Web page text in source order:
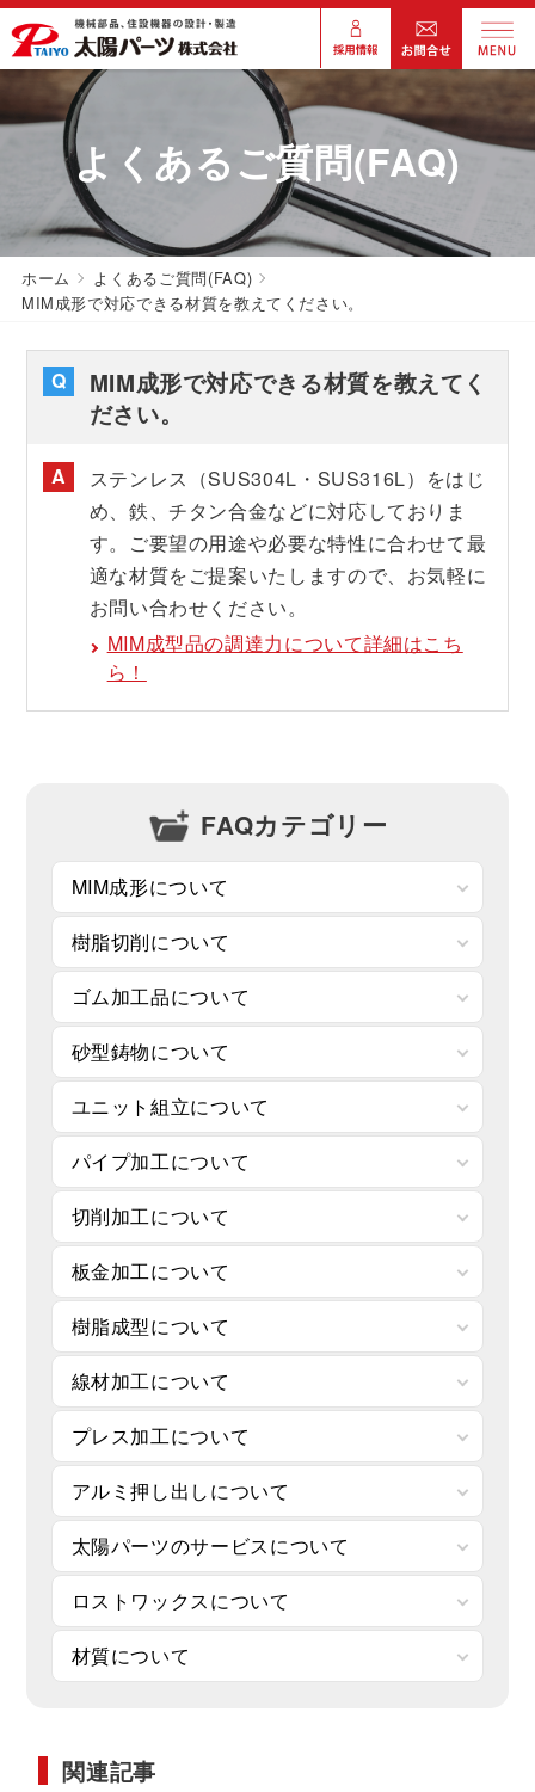
よくあるご質問(FAQ)
ホーム
よくあるご質問(FAQ)
MIM成形で対応できる材質を教えてください。
MIM成形で対応できる材質を教えてく
ださい。
ステンレス（SUS304L・SUS316L）をはじ
め、鉄、チタン合金などに対応しておりま
す。ご要望の用途や必要な特性に合わせて最
適な材質をご提案いたしますので、お気軽に
お問い合わせください。
MIM成型品の調達力について詳細はこち
ら！
FAQカテゴリー
MIM成形について
樹脂切削について
ゴム加工品について
砂型鋳物について
ユニット組立について
パイプ加工について
切削加工について
板金加工について
樹脂成型について
線材加工について
プレス加工について
アルミ押し出しについて
太陽パーツのサービスについて
ロストワックスについて
材質について
関連記事